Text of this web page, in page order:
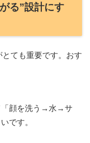
る”設計にす
ても重要です。おす
「顔を洗う→水→サ
です。